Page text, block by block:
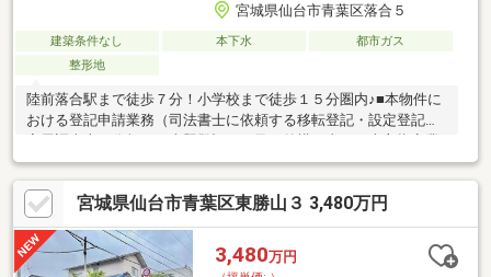
宮城県仙台市青葉区落合５
建築条件なし 本下水
都市ガス
整形地
陸前落合駅まで徒歩７分！小学校まで徒歩１５分圏内♪■本物件に
おける登記申請業務（司法書士に依頼する移転登記・設定登記、
家屋調査士に依頼する表題登記）、及び外構工事は、売主指定業
者にてお願いいたします。■本物件上に建築する新築住宅に掛け
る火災保険は、売主指定の業者にてご提案をさせてください。■
本物件は、売主負担にて建物解体後のお引渡しとなります。■南
西側境界付近に越境あり。詳細につきましては担当者にお問い合
わせください。■本物件は買主負担にて新たに下水道管の引込み
が必要となります。なお、新規水道加入金が発生致します。■仲
宮城県仙台市青葉区東勝山３ 3,480万円
3,480万円